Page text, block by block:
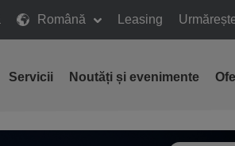
Română Leasing
Servicii Noutăți și evenimente